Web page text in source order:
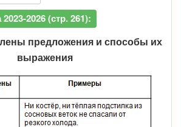
2026 (стр. 261):
предложения и способы их
выражения